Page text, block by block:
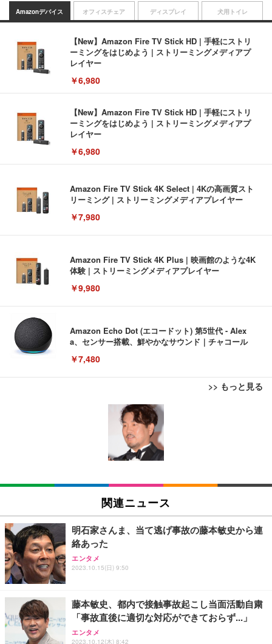
Amazonデバイス
【New】Amazon Fire TV Stick HD | 手軽にストリ
ーミングをはじめよう | ストリーミングメディアプ
レイヤー
￥6,980
【New】Amazon Fire TV Stick HD | 手軽にストリ
ーミングをはじめよう | ストリーミングメディアプ
レイヤー
￥6,980
Amazon Fire TV Stick 4K Select | 4Kの高画質スト
リーミング | ストリーミングメディアプレイヤー
￥7,980
Amazon Fire TV Stick 4K Plus | 映画館のような4K
体験 | ストリーミングメディアプレイヤー
￥9,980
Amazon Echo Dot (エコードット) 第5世代 - Alex
a、センサー搭載、鮮やかなサウンド｜チャコール
￥7,480
>> もっと見る
オフィスチェア
[EdoErgo] オフィスチェア 椅子 テレワーク 疲れな
い 跳ね上げ式アームレスト コンパクト 約105度ロッ
キング pc 事務椅子 360度回転 座面昇降 強化ナイロ
ン樹脂ベース 通気性メッシュ 在宅ワーク H-WY01
(黒網+黒枠+黒足)
SIHOO B100 オフィスチェア／デスクチェア メッシ
ュチェア 人間工学 疲れない ブラック
￥27,999
Sezlife オフィスチェア デスクチェア 疲れない テレ
ワーク チェア 強化バックレスト 30度ロッキング機
能 人間工学 椅子 腰サポート 90度跳ね上げ式アーム
務用 おしゃれ パソコンチェア (ブラック)
Sezlife オフィスチェア デスクチェア 疲れない テレ
ワーク チェア 強化バックレスト 30度ロッキング機
ディスプレイ
EIZO ビジネス向けプレミアムモニター | FlexScan
EV3240X-WT | 31.5型4K UHD・USB Type-C・ホワ
EIZO ビジネス向けプレミアムモニター | FlexScan
￥109,572
【純正品】27"ゲーミングモニター DualSense 充電
フック付き（CFI-ZDM1J）
【整備済み品】Dell E2724HS 27インチ 液晶モニタ
ー フルHD（1920×1080）VA 非光沢 HDMI/DisplayP
犬用トイレ
Amazonベーシック ペットシーツ 薄型 レギュラー 1
回使い捨て 無香料 ホワイト 300枚
Amazonベーシック ペットシーツ 厚型 ワイド 42枚
x2袋(84枚) ホワイト(吸収面:ライトブルー)
￥3,234
ネオ・ルーライフ ネオ・オムツ L 中型犬用 26枚入
り 単品
Smart Basic(スマートベーシック) 【Amazon.co.jp
限定】 Smart Basic アイリスオーヤマ ペットシーツ
関連ニュース
明石家さんま、当て逃げ事故の藤本敏史から連
絡あった
エンタメ
2023.10.15(日) 9:50
藤本敏史、都内で接触事故起こし当面活動自粛
「事故直後に適切な対応ができておらず...」
エンタメ
2023.10.12(木) 8:42